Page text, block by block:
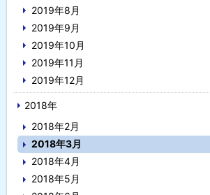
2019年8月
2019年9月
2019年10月
2019年11月
2019年12月
2018年
2018年2月
2018年3月
2018年4月
2018年5月